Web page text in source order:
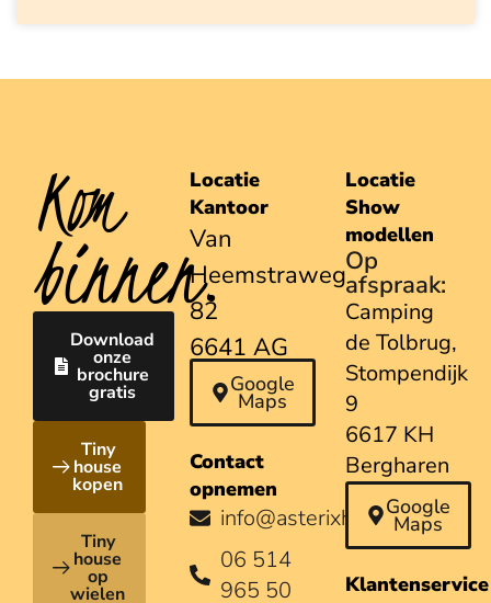
Kom
binnen.
Download
onze
brochure
gratis
Tiny
house
kopen
Tiny
house
op
wielen
Locatie
Kantoor
Van
Heemstraweg
82
6641 AG
Beuningen
Google
Maps
Contact
opnemen
info@asterixhouses.nl
06 514
965 50
Locatie
Show
modellen
Op
afspraak:
Camping
de Tolbrug,
Stompendijk
9
6617 KH
Bergharen
Google
Maps
Klantenservice